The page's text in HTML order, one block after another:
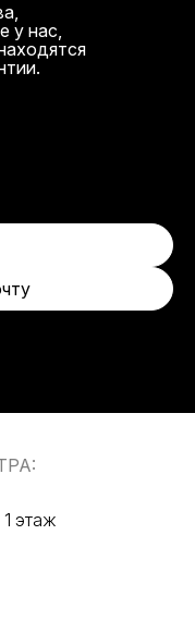
у нас,
этаж